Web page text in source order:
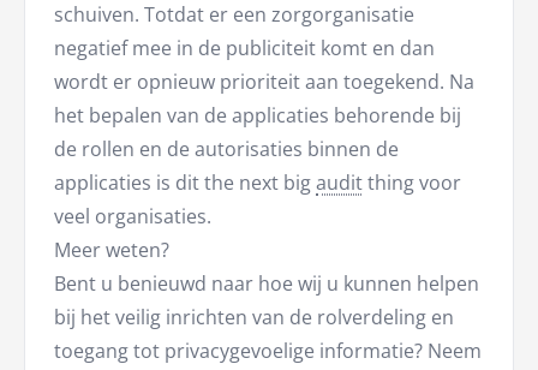
schuiven. Totdat er een zorgorganisatie
negatief mee in de publiciteit komt en dan
wordt er opnieuw prioriteit aan toegekend. Na
het bepalen van de applicaties behorende bij
de rollen en de autorisaties binnen de
applicaties is dit the next bigauditthing voor
veel organisaties.
Meer weten?
Bent u benieuwd naar hoe wij u kunnen helpen
bij het veilig inrichten van de rolverdeling en
toegang tot privacygevoelige informatie? Neem